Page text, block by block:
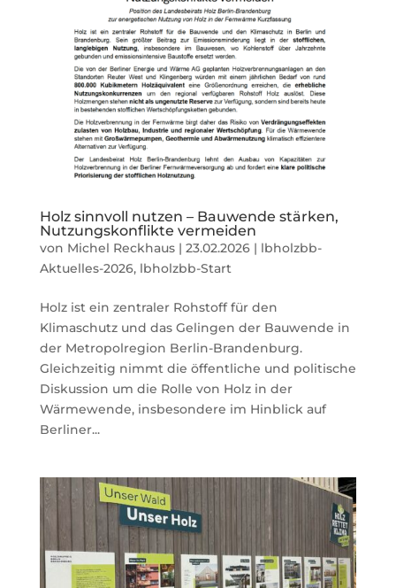
Holz sinnvoll nutzen – Bauwende stärken,
Nutzungskonflikte vermeiden
von Michel Reckhaus| 23.02.2026| lbholzbb-
Aktuelles-2026, lbholzbb-Start
Holz ist ein zentraler Rohstoff für den
Klimaschutz und das Gelingen der Bauwende in
der Metropolregion Berlin-Brandenburg.
Gleichzeitig nimmt die öffentliche und politische
Diskussion um die Rolle von Holz in der
Wärmewende, insbesondere im Hinblick auf
Berliner...